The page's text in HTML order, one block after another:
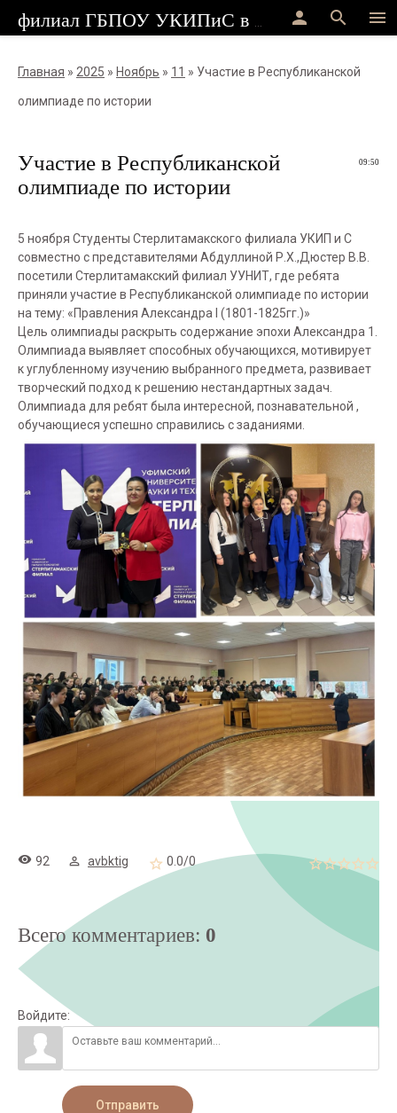
menu
search
person
Главная » 2025 » Ноябрь » 11 » Участие в Республиканской
олимпиаде по истории
09:50
Участие в Республиканской
олимпиаде по истории
5 ноября Студенты Стерлитамакского филиала УКИП и С
совместно с представителями Абдуллиной Р.Х.,Дюстер В.В.
посетили Стерлитамакский филиал УУНИТ, где ребята
приняли участие в Республиканской олимпиаде по истории
на тему: «Правления Александра I (1801-1825гг.)»
Цель олимпиады раскрыть содержание эпохи Александра 1.
Олимпиада выявляет способных обучающихся, мотивирует
к углубленному изучению выбранного предмета, развивает
творческий подход к решению нестандартных задач.
Олимпиада для ребят была интересной, познавательной ,
обучающиеся успешно справились с заданиями.
92 avbktig 0.0/0
Всего комментариев: 0
Войдите:
Отправить